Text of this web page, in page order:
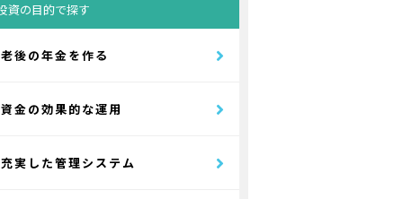
資の目的で探す
老後の年金を作る
資金の効果的な運用
充実した管理システム